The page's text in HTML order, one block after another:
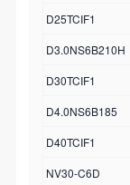
D25TCIF1
D3.0NS6B210H
D30TCIF1
D4.0NS6B185
D40TCIF1
NV30-C6D